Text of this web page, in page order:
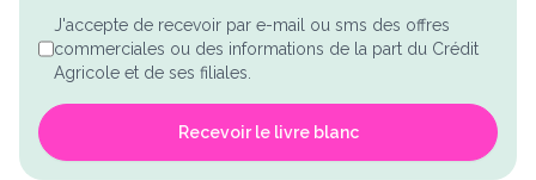
J'accepte de recevoir par e-mail ou sms des offres
commerciales ou des informations de la part du Crédit
Agricole et de ses filiales.
Recevoir le livre blanc